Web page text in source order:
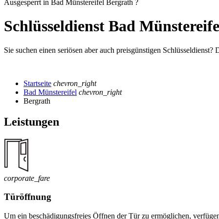
Ausgesperrt in Bad Münstereifel Bergrath ?
Schlüsseldienst Bad
Sie suchen einen seriösen aber auch preisgünstigen
Startseite chevron_right
Bad Münstereifel chevron_right
Bergrath
Leistungen
corporate_fare
Türöffnung
Um ein beschädigungsfreies Öffnen der Tür zu ermöglichen,